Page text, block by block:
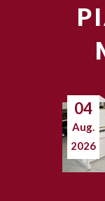
04
Aug.
2026